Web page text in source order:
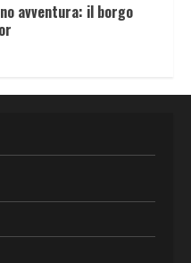
avventura: il borgo